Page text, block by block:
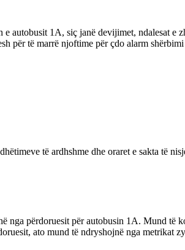
autobusit 1A, siç janë devijimet, ndalesat e
për të marrë njoftime për çdo alarm
të ardhshme dhe oraret e sakta të
nga përdoruesit për autobusin 1A. Mund të
ato mund të ndryshojnë nga metrikat